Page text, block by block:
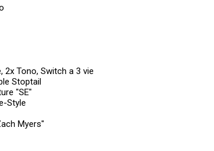
2x Tono, Switch a 3 vie
Stoptail
"SE"
Style
Myers"